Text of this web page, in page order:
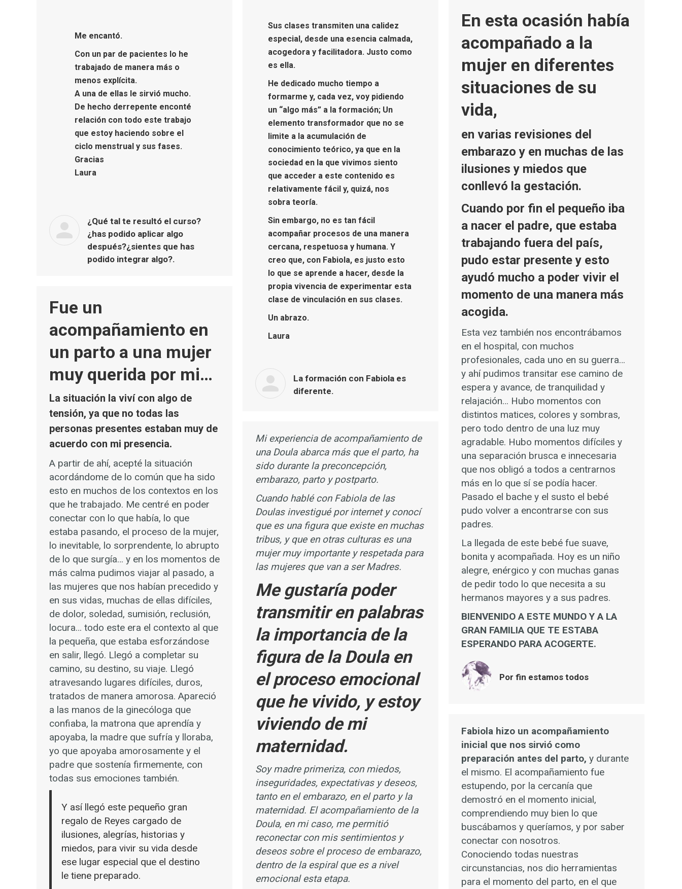
Me encantó.
Con un par de pacientes lo he
trabajado de manera más o
menos explícita.
A una de ellas le sirvió mucho.
De hecho derrepente enconté
relación con todo este trabajo
que estoy haciendo sobre el
ciclo menstrual y sus fases.
Gracias
Laura
¿Qué tal te resultó el curso?
¿has podido aplicar algo
después?¿sientes que has
podido integrar algo?.
Sus clases transmiten una calidez
especial, desde una esencia calmada,
acogedora y facilitadora. Justo como
es ella.
He dedicado mucho tiempo a
formarme y, cada vez, voy pidiendo
un “algo más” a la formación; Un
elemento transformador que no se
limite a la acumulación de
conocimiento teórico, ya que en la
sociedad en la que vivimos siento
que acceder a este contenido es
relativamente fácil y, quizá, nos
sobra teoría.
Sin embargo, no es tan fácil
acompañar procesos de una manera
cercana, respetuosa y humana. Y
creo que, con Fabiola, es justo esto
lo que se aprende a hacer, desde la
propia vivencia de experimentar esta
clase de vinculación en sus clases.
Un abrazo.
Laura
La formación con Fabiola es
diferente.
En esta ocasión había
acompañado a la
mujer en diferentes
situaciones de su
vida,
en varias revisiones del
embarazo y en muchas de las
ilusiones y miedos que
conllevó la gestación.
Cuando por fin el pequeño iba
a nacer el padre, que estaba
trabajando fuera del país,
pudo estar presente y esto
ayudó mucho a poder vivir el
momento de una manera más
acogida.
Esta vez también nos encontrábamos
en el hospital, con muchos
profesionales, cada uno en su guerra…
y ahí pudimos transitar ese camino de
espera y avance, de tranquilidad y
relajación… Hubo momentos con
distintos matices, colores y sombras,
pero todo dentro de una luz muy
agradable. Hubo momentos difíciles y
una separación brusca e innecesaria
que nos obligó a todos a centrarnos
más en lo que sí se podía hacer.
Pasado el bache y el susto el bebé
pudo volver a encontrarse con sus
padres.
La llegada de este bebé fue suave,
bonita y acompañada. Hoy es un niño
alegre, enérgico y con muchas ganas
de pedir todo lo que necesita a su
hermanos mayores y a sus padres.
BIENVENIDO A ESTE MUNDO Y A LA
GRAN FAMILIA QUE TE ESTABA
ESPERANDO PARA ACOGERTE.
Por fin estamos todos
Fue un
acompañamiento en
un parto a una mujer
muy querida por mi…
La situación la viví con algo de
tensión, ya que no todas las
personas presentes estaban muy de
acuerdo con mi presencia.
A partir de ahí, acepté la situación
acordándome de lo común que ha sido
esto en muchos de los contextos en los
que he trabajado. Me centré en poder
conectar con lo que había, lo que
estaba pasando, el proceso de la mujer,
lo inevitable, lo sorprendente, lo abrupto
de lo que surgía… y en los momentos de
más calma pudimos viajar al pasado, a
las mujeres que nos habían precedido y
en sus vidas, muchas de ellas difíciles,
de dolor, soledad, sumisión, reclusión,
locura… todo este era el contexto al que
la pequeña, que estaba esforzándose
en salir, llegó. Llegó a completar su
camino, su destino, su viaje. Llegó
atravesando lugares difíciles, duros,
tratados de manera amorosa. Apareció
a las manos de la ginecóloga que
confiaba, la matrona que aprendía y
apoyaba, la madre que sufría y lloraba,
yo que apoyaba amorosamente y el
padre que sostenía firmemente, con
todas sus emociones también.
Y así llegó este pequeño gran
regalo de Reyes cargado de
ilusiones, alegrías, historias y
miedos, para vivir su vida desde
ese lugar especial que el destino
le tiene preparado.
Mi experiencia de acompañamiento de
una Doula abarca más que el parto, ha
sido durante la preconcepción,
embarazo, parto y postparto.
Cuando hablé con Fabiola de las
Doulas investigué por internet y conocí
que es una figura que existe en muchas
tribus, y que en otras culturas es una
mujer muy importante y respetada para
las mujeres que van a ser Madres.
Me gustaría poder
transmitir en palabras
la importancia de la
figura de la Doula en
el proceso emocional
que he vivido, y estoy
viviendo de mi
maternidad.
Soy madre primeriza, con miedos,
inseguridades, expectativas y deseos,
tanto en el embarazo, en el parto y la
maternidad. El acompañamiento de la
Doula, en mi caso, me permitió
reconectar con mis sentimientos y
deseos sobre el proceso de embarazo,
dentro de la espiral que es a nivel
emocional esta etapa.
Fabiola hizo un acompañamiento
inicial que nos sirvió como
preparación antes del parto, y durante
el mismo. El acompañamiento fue
estupendo, por la cercanía que
demostró en el momento inicial,
comprendiendo muy bien lo que
buscábamos y queríamos, y por saber
conectar con nosotros.
Conociendo todas nuestras
circunstancias, nos dio herramientas
para el momento del parto, en el que